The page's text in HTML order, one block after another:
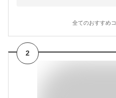
全てのおすすめ
2